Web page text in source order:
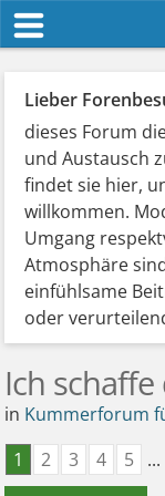
Lieber
dieses Forum
und Austausch
findet sie hier,
willkommen.
Umgang
Atmosphäre
einfühlsame
oder
Ich
in Kummerforum
1
2 3 4 5 ...